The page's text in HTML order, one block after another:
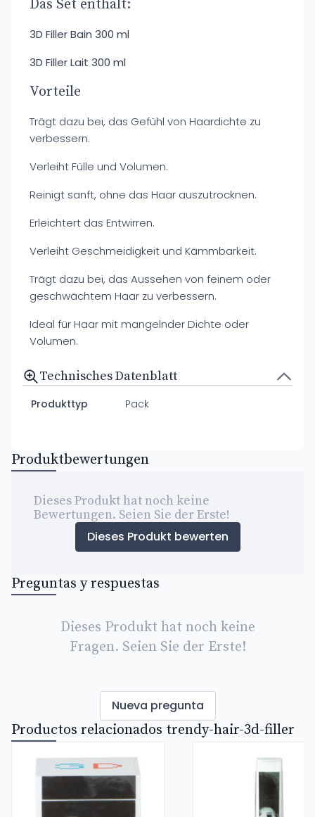
Das Set enthält:
3D Filler Bain 300 ml
3D Filler Lait 300 ml
Vorteile
Trägt dazu bei, das Gefühl von Haardichte zu
verbessern.
Verleiht Fülle und Volumen.
Reinigt sanft, ohne das Haar auszutrocknen.
Erleichtert das Entwirren.
Verleiht Geschmeidigkeit und Kämmbarkeit.
Trägt dazu bei, das Aussehen von feinem oder
geschwächtem Haar zu verbessern.
Ideal für Haar mit mangelnder Dichte oder
Volumen.
Technisches Datenblatt
Produkttyp Pack
Produktbewertungen
Dieses Produkt hat noch keine
Bewertungen. Seien Sie der Erste!
Dieses Produkt bewerten
Preguntas y respuestas
Dieses Produkt hat noch keine
Fragen. Seien Sie der Erste!
Nueva pregunta
Productos relacionados trendy-hair-3d-filler